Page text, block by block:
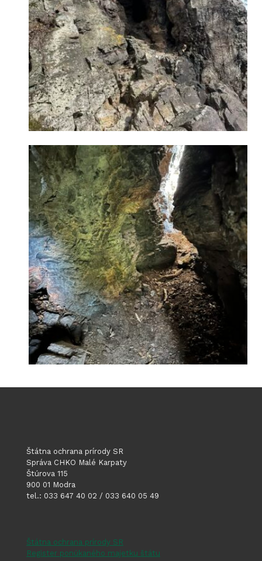
Štátna ochrana prírody SR
Správa CHKO Malé Karpaty
Štúrova 115
900 01 Modra
tel.: 033 647 40 02 / 033 640 05 49
Štátna ochrana prírody SR
Register ponúkaného majetku štátu